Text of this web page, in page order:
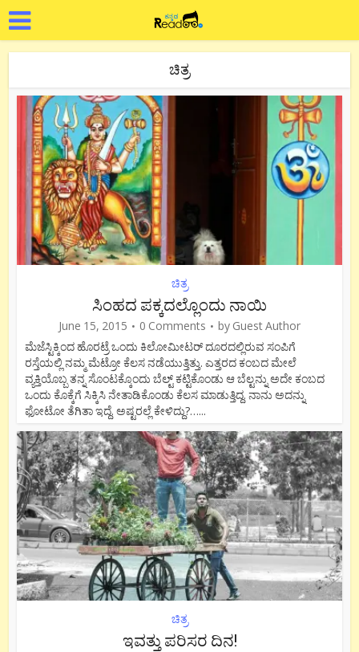
ಚಿತ್ರ
ಚಿತ್ರ
ಸಿಂಹದ ಪಕ್ಕದಲ್ಲೊಂದು ನಾಯಿ
June 15, 2015 0 Comments by Guest Author
ಮೆಜೆಸ್ಟಿಕ್ಕಿಂದ ಹೊರಟ್ರೆ ಒಂದು ಕಿಲೋಮೀಟರ್ ದೂರದಲ್ಲಿರುವ ಸಂಪಿಗೆ
ರಸ್ತೆಯಲ್ಲಿ ನಮ್ಮ ಮೆಟ್ರೋ ಕೆಲಸ ನಡೆಯುತ್ತಿತ್ತು. ಎತ್ತರದ ಕಂಬದ ಮೇಲೆ
ವ್ಯಕ್ತಿಯೊಬ್ಬ ತನ್ನ ಸೊಂಟಕ್ಕೊಂದು ಬೆಲ್ಟ್ ಕಟ್ಟಿಕೊಂಡು ಆ ಬೆಲ್ಟನ್ನು ಅದೇ ಕಂಬದ
ಒಂದು ಕೊಕ್ಕೆಗೆ ಸಿಕ್ಕಿಸಿ ನೇತಾಡಿಕೊಂಡು ಕೆಲಸ ಮಾಡುತ್ತಿದ್ದ. ನಾನು ಅದನ್ನು
ಫೋಟೋ ತೆಗಿತಾ ಇದ್ದೆ. ಅಷ್ಟರಲ್ಲೆ ಕೇಳಿದ್ದು?…...
ಚಿತ್ರ
ಇವತ್ತು ಪರಿಸರ ದಿನ!